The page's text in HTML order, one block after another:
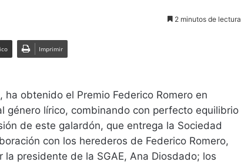
2 minutos de lectura
Imprimir
obtenido el Premio Federico Romero en
género lírico, combinando con perfecto equilibrio
de este galardón, que entrega la Sociedad
con los herederos de Federico Romero,
presidente de la SGAE, Ana Diosdado; los